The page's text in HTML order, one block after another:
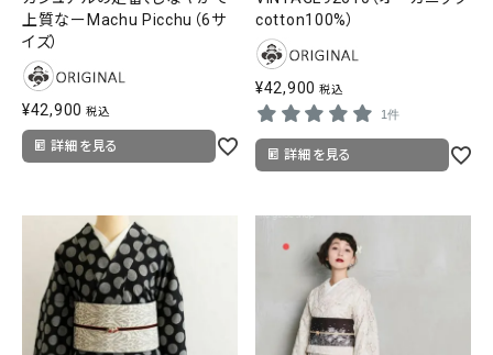
上質なーMachu Picchu（6サ
イズ）
¥42,900 税込
詳細を見る
cotton100%）
¥42,900 税込
1件
詳細を見る